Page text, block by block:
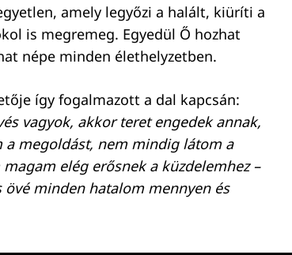
amely legyőzi a halált, kiüríti a
is megremeg. Egyedül Ő hozhat
népe minden élethelyzetben.
így fogalmazott a dal kapcsán:
vagyok, akkor teret engedek annak,
megoldást, nem mindig látom a
elég erősnek a küzdelemhez –
övé minden hatalom mennyen és